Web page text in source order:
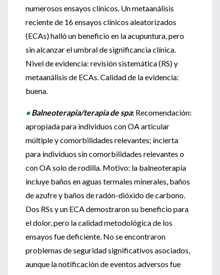
numerosos ensayos clínicos. Un metaanálisis
reciente de 16 ensayos clínicos aleatorizados
(ECAs) halló un beneficio en la acupuntura, pero
sin alcanzar el umbral de significancia clínica.
Nivel de evidencia: revisión sistemática (RS) y
metaanálisis de ECAs. Calidad de la evidencia:
buena.
•Balneoterapia/terapia de spa: Recomendación:
apropiada para individuos con OA articular
múltiple y comorbilidades relevantes; incierta
para individuos sin comorbilidades relevantes o
con OA solo de rodilla. Motivo: la balneoterapia
incluye baños en aguas termales minerales, baños
de azufre y baños de radón-dióxido de carbono.
Dos RSs y un ECA demostraron su beneficio para
el dolor, pero la calidad metodológica de los
ensayos fue deficiente. No se encontraron
problemas de seguridad significativos asociados,
aunque la notificación de eventos adversos fue